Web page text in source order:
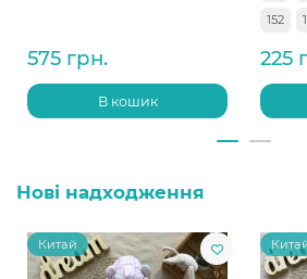
575 грн.
В кошик
152
225
Нові надходження
Китай